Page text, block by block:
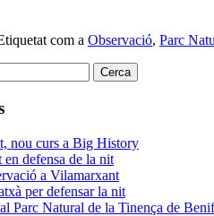
com a Observació, Parc
nou curs a Big History
defensa de la nit
a Vilamarxant
per defensar la nit
Parc Natural de la Tinença de